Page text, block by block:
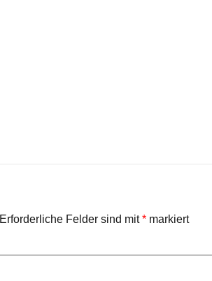
Erforderliche Felder sind mit* markiert